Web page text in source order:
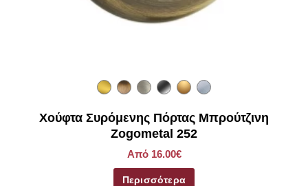
Χούφτα Συρόμενης Πόρτας Μπρούτζινη
Zogometal 252
Από 16.00€
Περισσότερα